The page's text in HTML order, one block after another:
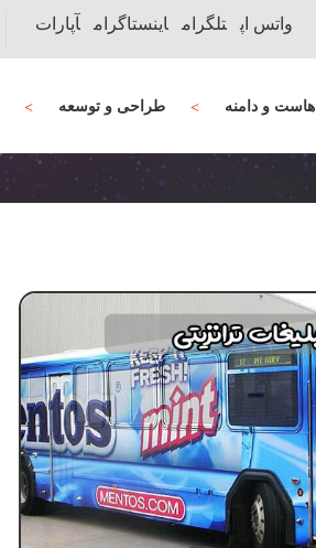
واتس اپ تلگرام اینستاگرام آپارات
هاست و دامنه طراحی و توسعه